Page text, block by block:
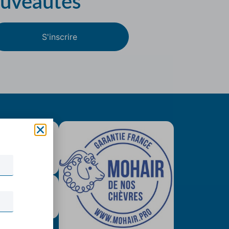
S'inscrire
& Paypal